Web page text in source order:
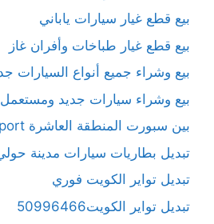
بيع قطع غيار سيارات ياباني
بيع قطع غيار طباخات وأفران غاز
بيع وشراء جميع أنواع السيارات
بيع وشراء سيارات جديد
بين سبورت المنطقة العاشرة Bein sport في الكويت
تبديل بطاريات سيارات مدينة
تبديل تواير الكويت فوري
تبديل تواير الكويت50996466